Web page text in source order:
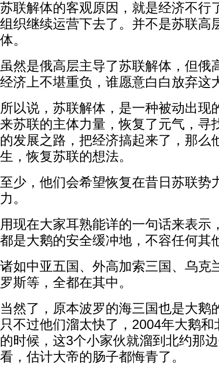
苏联解体的客观原因，就是经济不行
组织继续运营下去了。并不是苏联高
体。
虽然是俄高层主导了苏联解体，但俄
经济上不堪重负，谁愿意白白放弃这
所以说，苏联解体，是一种被动出现
来苏联的主体力量，恢复了元气，寻
的发展之路，把经济搞起来了，那么
生，恢复苏联的想法。
至少，他们会希望恢复在昔日苏联势
力。
用现在大家耳熟能详的一句话来表示
都是大鹅的安全缓冲地，不容任何其
诸如中亚五国、外高加索三国、乌克
罗斯等，全都在其中。
当然了，原本波罗的海三国也是大鹅
只不过他们溜太快了，2004年大鹅
的时候，这3个小家伙就溜到北约那
看，估计大帝的肠子都悔青了。